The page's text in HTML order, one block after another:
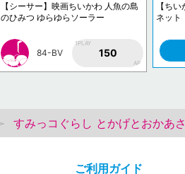
【シーサー】映画ちいかわ 人魚の島
のひみつ ゆらゆらソーラー
84-BV
1PLAY
150
AP
【ち
ネット
すみっコぐらし とかげとおかあ
ご利用ガイド